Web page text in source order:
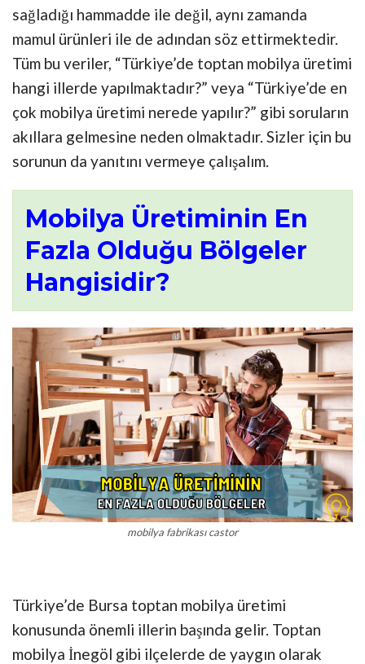
sağladığı hammadde ile değil, aynı zamanda
mamul ürünleri ile de adından söz ettirmektedir.
Tüm bu veriler, “Türkiye’de toptan mobilya üretimi
hangi illerde yapılmaktadır?” veya “Türkiye’de en
çok mobilya üretimi nerede yapılır?” gibi soruların
akıllara gelmesine neden olmaktadır. Sizler için bu
sorunun da yanıtını vermeye çalışalım.
Mobilya Üretiminin En
Fazla Olduğu Bölgeler
Hangisidir?
mobilya fabrikası castor
Türkiye’de Bursa toptan mobilya üretimi
konusunda önemli illerin başında gelir. Toptan
mobilya İnegöl gibi ilçelerde de yaygın olarak